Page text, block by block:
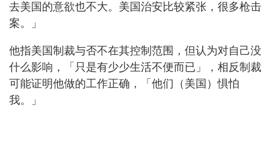
去美国的意欲也不大。美国治安比较紧张，很多枪击
案。」
他指美国制裁与否不在其控制范围，但认为对自己没
什么影响，「只是有少少生活不便而已」，相反制裁
可能证明他做的工作正确，「他们（美国）惧怕
我。」